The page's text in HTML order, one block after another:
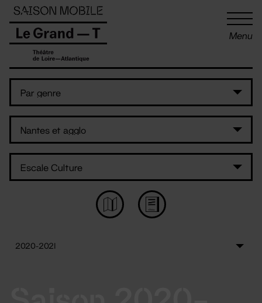
Menu
Panneau de gestion des cookies